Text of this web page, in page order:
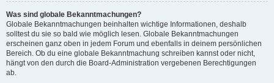
Was sind globale Bekanntmachungen?
Globale Bekanntmachungen beinhalten wichtige Informationen, deshalb
solltest du sie so bald wie möglich lesen. Globale Bekanntmachungen
erscheinen ganz oben in jedem Forum und ebenfalls in deinem persönlichen
Bereich. Ob du eine globale Bekanntmachung schreiben kannst oder nicht,
hängt von den durch die Board-Administration vergebenen Berechtigungen
ab.